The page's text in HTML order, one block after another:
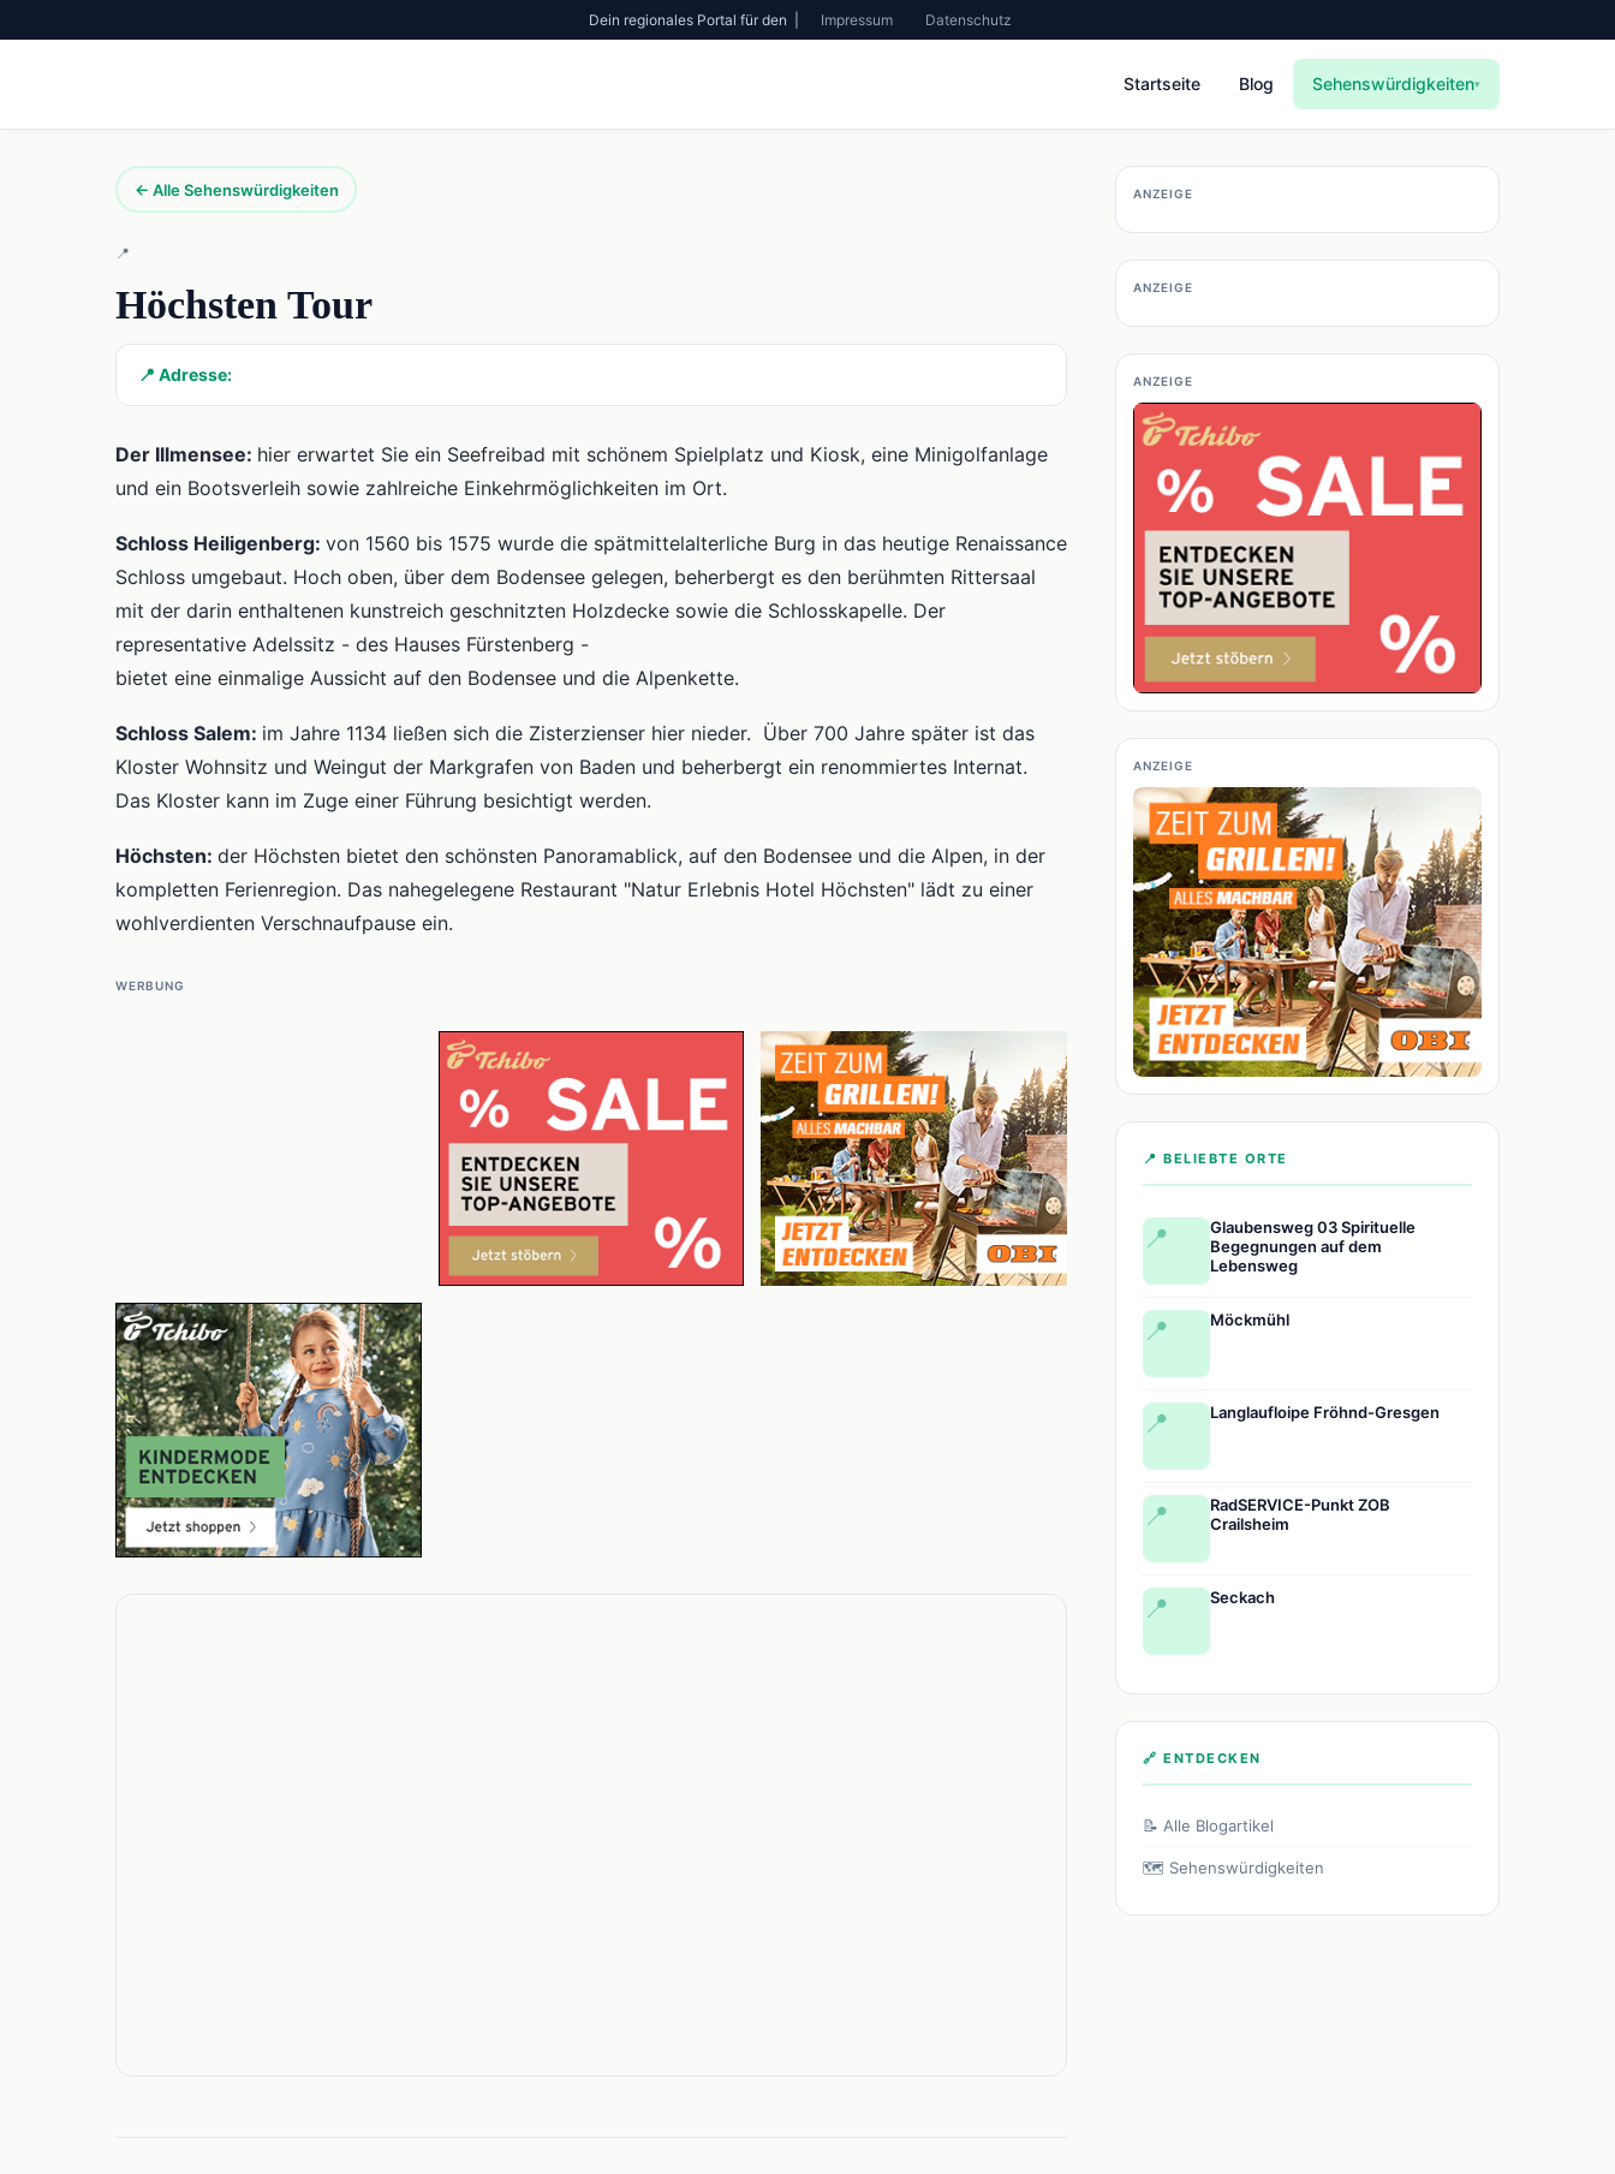
Dein regionales Portal für den | Impressum Datenschutz
Startseite Blog Sehenswürdigkeiten▾
ANZEIGE
ANZEIGE
ANZEIGE
ANZEIGE
📍 BELIEBTE ORTE
📍
Glaubensweg 03 Spirituelle
Begegnungen auf dem
Lebensweg
📍 Möckmühl
📍 Langlaufloipe Fröhnd-Gresgen
📍
RadSERVICE-Punkt ZOB
Crailsheim
📍 Seckach
🔗 ENTDECKEN
📝 Alle Blogartikel
🗺️ Sehenswürdigkeiten
← Alle Sehenswürdigkeiten
📍
Höchsten Tour
📍 Adresse:
Der Illmensee: hier erwartet Sie ein Seefreibad mit schönem Spielplatz und Kiosk, eine Minigolfanlage
und ein Bootsverleih sowie zahlreiche Einkehrmöglichkeiten im Ort.
Schloss Heiligenberg: von 1560 bis 1575 wurde die spätmittelalterliche Burg in das heutige Renaissance
Schloss umgebaut. Hoch oben, über dem Bodensee gelegen, beherbergt es den berühmten Rittersaal
mit der darin enthaltenen kunstreich geschnitzten Holzdecke sowie die Schlosskapelle. Der
representative Adelssitz - des Hauses Fürstenberg -
bietet eine einmalige Aussicht auf den Bodensee und die Alpenkette.
Schloss Salem: im Jahre 1134 ließen sich die Zisterzienser hier nieder. Über 700 Jahre später ist das
Kloster Wohnsitz und Weingut der Markgrafen von Baden und beherbergt ein renommiertes Internat.
Das Kloster kann im Zuge einer Führung besichtigt werden.
Höchsten: der Höchsten bietet den schönsten Panoramablick, auf den Bodensee und die Alpen, in der
kompletten Ferienregion. Das nahegelegene Restaurant "Natur Erlebnis Hotel Höchsten" lädt zu einer
wohlverdienten Verschnaufpause ein.
WERBUNG